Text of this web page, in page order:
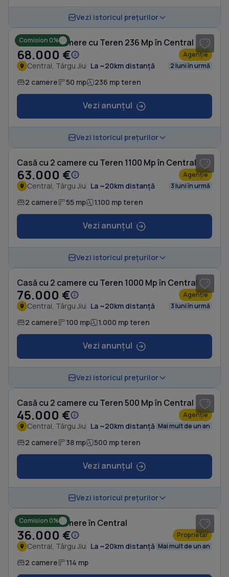
Vezi istoricul prețurilor
Comision 0%
Casă cu 2 camere cu Teren 236 Mp în Central
68.000 € Agenție
Central, Târgu Jiu La ~20km distanță 2 luni în urmă
2 camere 50 mp 236 mp teren
Vezi anunțul
Vezi istoricul prețurilor
Casă cu 2 camere cu Teren 1100 Mp în Central
63.000 € Agenție
Central, Târgu Jiu La ~20km distanță 3 luni în urmă
2 camere 55 mp 1.100 mp teren
Vezi anunțul
Vezi istoricul prețurilor
Casă cu 2 camere cu Teren 1000 Mp în Central
76.000 € Agenție
Central, Târgu Jiu La ~20km distanță 3 luni în urmă
2 camere 100 mp 1.000 mp teren
Vezi anunțul
Vezi istoricul prețurilor
Casă cu 2 camere cu Teren 500 Mp în Central
45.000 € Agenție
Central, Târgu Jiu La ~20km distanță Mai mult de un an
2 camere 38 mp 500 mp teren
Vezi anunțul
Vezi istoricul prețurilor
Comision 0%
Casă cu 2 camere în Central
36.000 € Proprietar
Central, Târgu Jiu La ~20km distanță Mai mult de un an
2 camere 114 mp